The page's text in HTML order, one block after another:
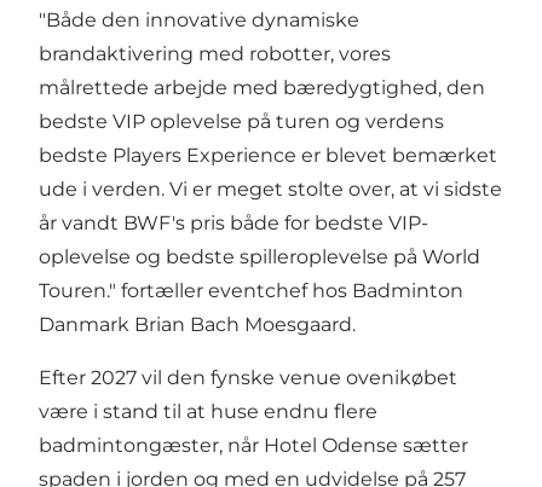
"Både den innovative dynamiske
brandaktivering med robotter, vores
målrettede arbejde med bæredygtighed, den
bedste VIP oplevelse på turen og verdens
bedste Players Experience er blevet bemærket
ude i verden. Vi er meget stolte over, at vi sidste
år vandt BWF's pris både for bedste VIP-
oplevelse og bedste spilleroplevelse på World
Touren." fortæller eventchef hos Badminton
Danmark Brian Bach Moesgaard.
Efter 2027 vil den fynske venue ovenikøbet
være i stand til at huse endnu flere
badmintongæster, når Hotel Odense sætter
spaden i jorden og med en udvidelse på 257